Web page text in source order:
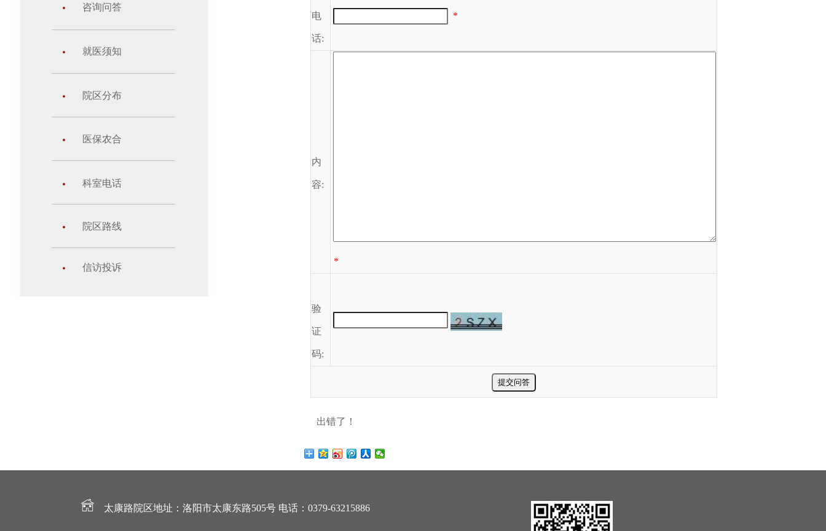
咨询问答
就医须知
院区分布
医保农合
科室电话
院区路线
信访投诉
电
话:
*
内
容:
*
验
证
码:
出错了！
太康路院区地址：洛阳市太康东路505号 电话：0379-63215886